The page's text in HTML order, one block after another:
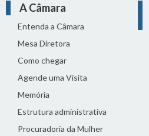
A Câmara
Entenda a Câmara
Mesa Diretora
Como chegar
Agende uma Visita
Memória
Estrutura administrativa
Procuradoria da Mulher